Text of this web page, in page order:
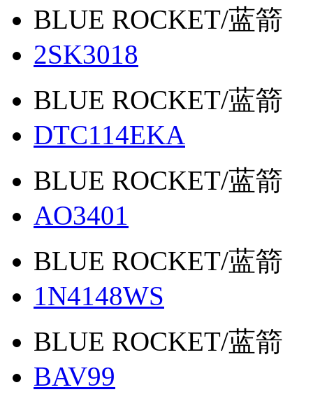
BLUE ROCKET/蓝箭
2SK3018
BLUE ROCKET/蓝箭
DTC114EKA
BLUE ROCKET/蓝箭
AO3401
BLUE ROCKET/蓝箭
1N4148WS
BLUE ROCKET/蓝箭
BAV99